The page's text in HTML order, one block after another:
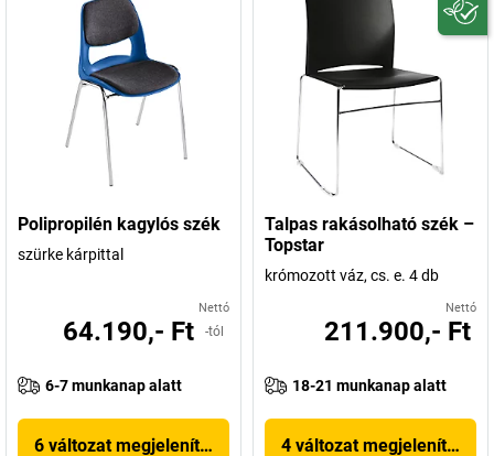
Polipropilén kagylós szék
szürke kárpittal
Nettó
64.190,- Ft -tól
6-7 munkanap alatt
6 változat megjelenítése
Talpas rakásolható szék –
Topstar
krómozott váz, cs. e. 4 db
Nettó
211.900,- Ft
18-21 munkanap alatt
4 változat megjelenítése